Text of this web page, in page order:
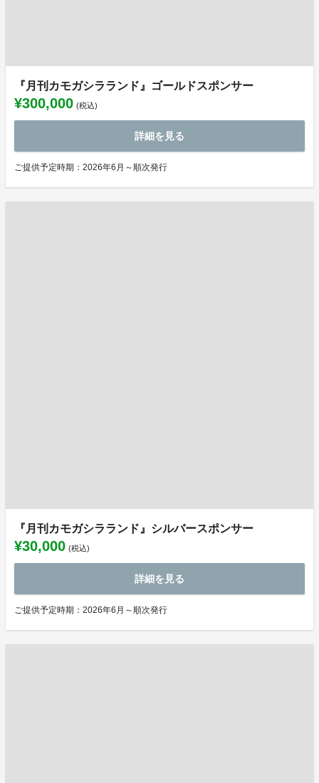
『月刊カモガシラランド』ゴールドスポンサー
¥300,000 (税込)
詳細を見る
ご提供予定時期：2026年6月～順次発行
『月刊カモガシラランド』シルバースポンサー
¥30,000 (税込)
詳細を見る
ご提供予定時期：2026年6月～順次発行